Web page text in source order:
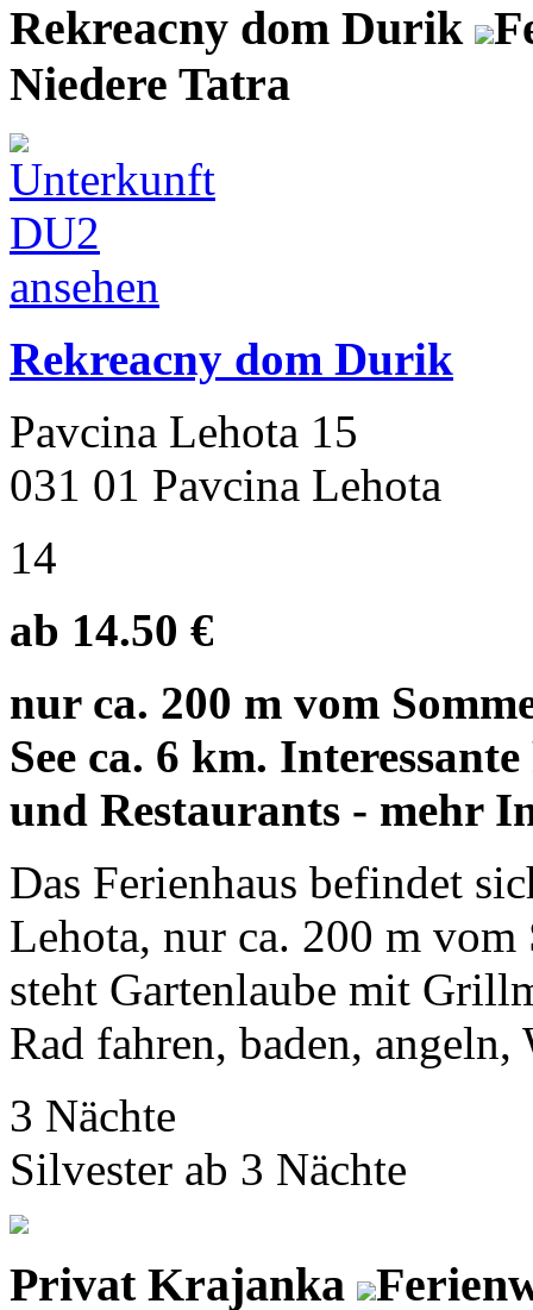
Rekreacny dom Durik
Niedere Tatra
Rekreacny dom Durik
Pavcina Lehota 15
031 01 Pavcina Lehota
14
ab 14.50 €
nur ca. 200 m vom
See ca. 6 km.
und Restaurants - mehr
Das Ferienhaus befindet
Lehota, nur ca. 200 m
steht Gartenlaube mit
Rad fahren, baden, angeln,
3 Nächte
Silvester ab 3 Nächte
Privat Krajanka